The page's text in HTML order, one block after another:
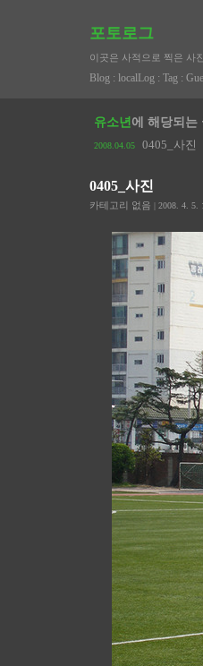
포토로그
이곳은 사적으로 찍은 사
Blog : localLog : Tag :
유소년에 해당되는
2008.04.05 0405_사진
0405_사진
카테고리 없음 | 2008. 4. 5.